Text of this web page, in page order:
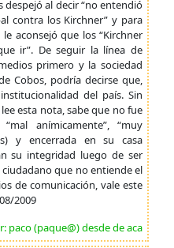
despejó al decir “no entendió
contra los Kirchner” y para
aconsejó que los “Kirchner
ir”. De seguir la línea de
primero y la sociedad
Cobos, podría decirse que,
del país. Sin
esta nota, sabe que no fue
anímicamente”, “muy
y encerrada en su casa
su integridad luego de ser
que no entiende el
de comunicación, vale este
2009
paco (paque@) desde de aca